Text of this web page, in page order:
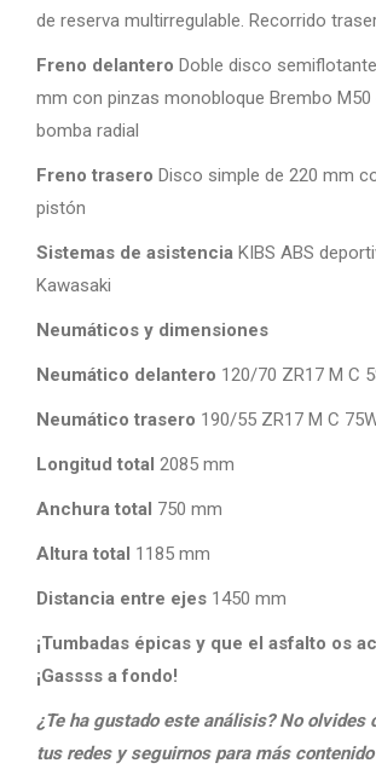
de reserva multirregulable. Recorrido
Freno delantero Doble disco
mm con pinzas monobloque Brembo
bomba radial
Freno trasero Disco simple de 220 mm
pistón
Sistemas de asistencia KIBS ABS
Kawasaki
Neumáticos y dimensiones
Neumático delantero 120/70 ZR17 M C
Neumático trasero 190/55 ZR17 M C
Longitud total 2085 mm
Anchura total 750 mm
Altura total 1185 mm
Distancia entre ejes 1450 mm
¡Tumbadas épicas y que el asfalto os
¡Gassss a fondo!
¿Te ha gustado este análisis? No olvides
tus redes y seguirnos para más